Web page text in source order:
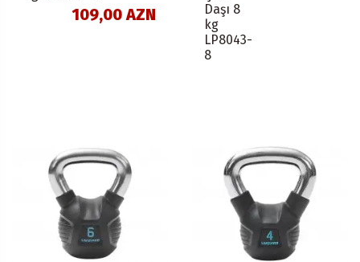
109,00 AZN
Daşı 8
kg
LP8043-
8